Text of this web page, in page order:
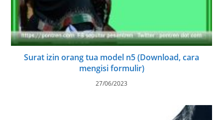
Surat izin orang tua model n5 (Download, cara
mengisi formulir)
27/06/2023